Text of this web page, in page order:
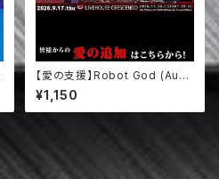
【愛の支援】Robot God (Aust
ralia) / Venus / D=fate / Aqi
lla / unclose (9/17)
¥1,150